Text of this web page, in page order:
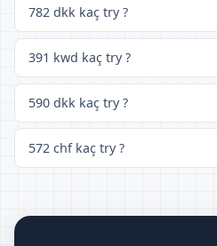
782 dkk kaç try ?
391 kwd kaç try ?
590 dkk kaç try ?
572 chf kaç try ?